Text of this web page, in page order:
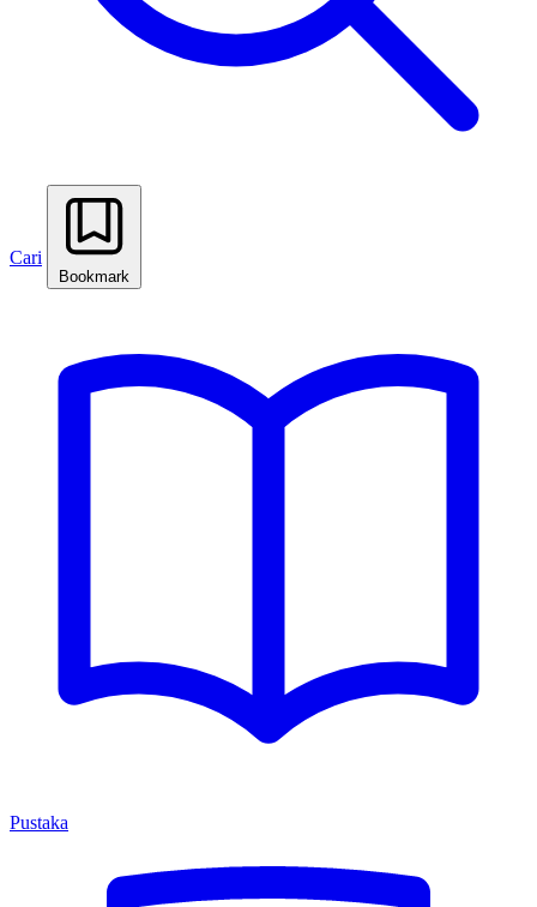
Cari
Bookmark
Pustaka